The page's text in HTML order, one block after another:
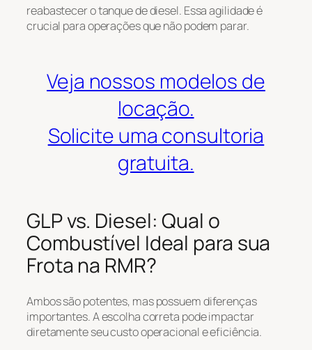
reabastecer o tanque de diesel. Essa agilidade é
crucial para operações que não podem parar.
Veja nossos modelos de
locação.
Solicite uma consultoria
gratuita.
GLP vs. Diesel: Qual o
Combustível Ideal para sua
Frota na RMR?
Ambos são potentes, mas possuem diferenças
importantes. A escolha correta pode impactar
diretamente seu custo operacional e eficiência.